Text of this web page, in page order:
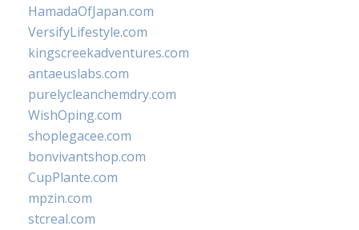
HamadaOfJapan.com
VersifyLifestyle.com
kingscreekadventures.com
antaeuslabs.com
purelycleanchemdry.com
WishOping.com
shoplegacee.com
bonvivantshop.com
CupPlante.com
mpzin.com
stcreal.com